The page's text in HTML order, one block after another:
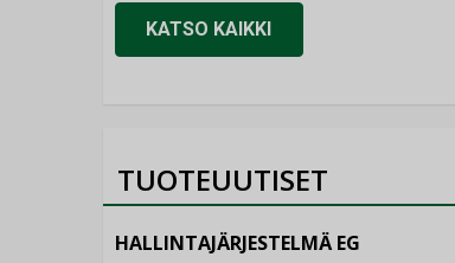
KATSO KAIKKI
TUOTEUUTISET
HALLINTAJÄRJESTELMÄ EG